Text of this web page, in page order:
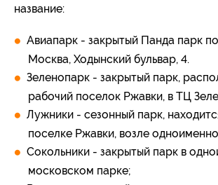
название:
Авиапарк - закрытый Панда парк
Москва, Ходынский бульвар, 4.
Зеленопарк - закрытый парк,
рабочий поселок Ржавки, в ТЦ
Лужники - сезонный парк,
поселке Ржавки, возле
Сокольники - закрытый парк в
московском парке;